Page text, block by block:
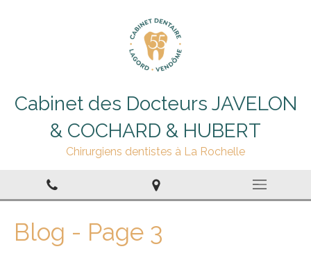
Cabinet des Docteurs JAVELON
& COCHARD & HUBERT
Chirurgiens dentistes à La Rochelle
Blog - Page 3